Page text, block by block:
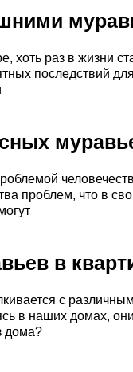
хоть раз в жизни
последствий
проблем, что в
в
с
в наших домах,
дома?